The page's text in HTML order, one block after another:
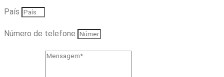
País
Número de telefone